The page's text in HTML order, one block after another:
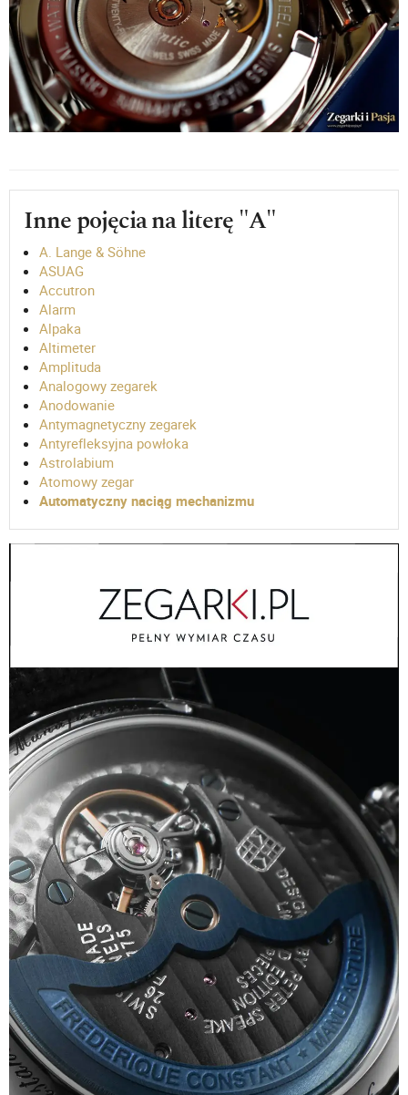
Inne pojęcia na literę "A"
A. Lange & Söhne
ASUAG
Accutron
Alarm
Alpaka
Altimeter
Amplituda
Analogowy zegarek
Anodowanie
Antymagnetyczny zegarek
Antyrefleksyjna powłoka
Astrolabium
Atomowy zegar
Automatyczny naciąg mechanizmu